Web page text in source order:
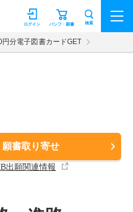
パンフ・願書
ログイン 検索
円分電子図書カードGET
願書取り寄せ
出願関連情報